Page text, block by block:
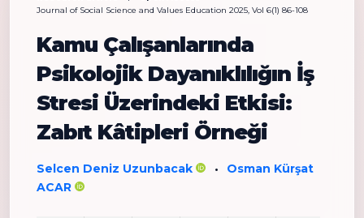
Journal of Social Science and Values Education 2025, Vol 6(1) 86-108
Kamu Çalışanlarında
Psikolojik Dayanıklılığın İş
Stresi Üzerindeki Etkisi:
Zabıt Kâtipleri Örneği
Selcen Deniz Uzunbacak •
Osman Kürşat
ACAR